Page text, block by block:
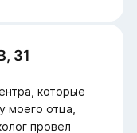
31
которые
моего отца,
провел